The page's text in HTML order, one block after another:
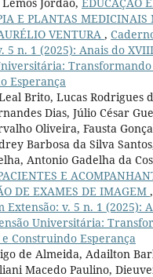
E PLANTAS MEDICINAIS
VENTURA ,
5 n. 1 (2025): Anais do
Transformando
Esperança
Brito, Lucas Rodrigues
Dias, Júlio César
Oliveira, Fausta
Barbosa da Silva
Antonio Gadelha da
E
DE EXAMES DE IMAGEM ,
Extensão: v. 5 n. 1 (2025):
Universitária:
Construindo Esperança
de Almeida, Adailton
Macedo Paulino,